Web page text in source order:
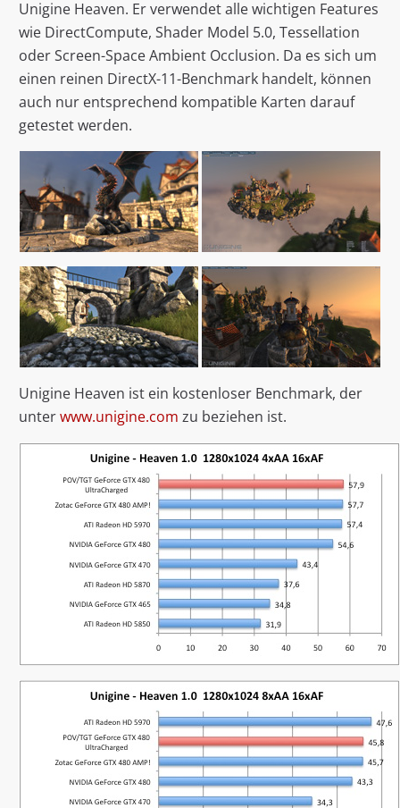
Unigine Heaven. Er verwendet alle wichtigen Features
wie DirectCompute, Shader Model 5.0, Tessellation
oder Screen-Space Ambient Occlusion. Da es sich um
einen reinen DirectX-11-Benchmark handelt, können
auch nur entsprechend kompatible Karten darauf
getestet werden.
Unigine Heaven ist ein kostenloser Benchmark, der
unterwww.unigine.com zu beziehen ist.